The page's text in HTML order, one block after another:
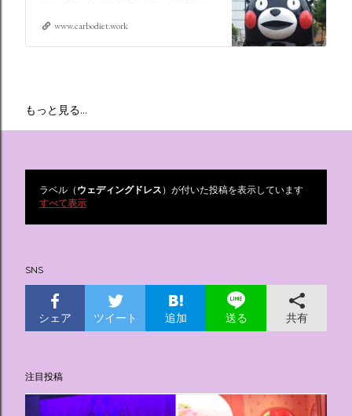
www.carbodiet.work
もっと見る…
投
ラベル（ ウェディングドレス ）が付いた投稿を表示しています
すべて表示
SNS
シェア ツイート 追加 送る 共有
注目投稿